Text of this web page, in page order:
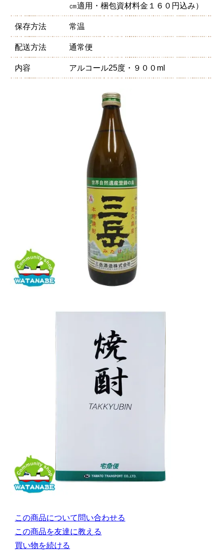
㎝適用・梱包資材料金１６０円込み）
保存方法 常温
配送方法 通常便
内容 アルコール25度・９００ml
この商品について問い合わせる
この商品を友達に教える
買い物を続ける